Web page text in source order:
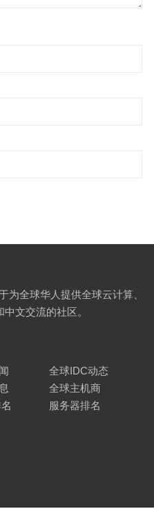
为全球华人提供全球云计算、
文交流的社区。
全球IDC动态
全球主机商
服务器排名